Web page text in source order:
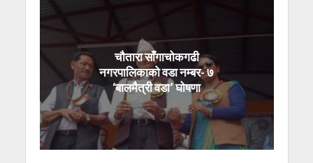
चौतारा साँगाचोकगढी
नगरपालिकाको वडा नम्बर- ७
‘बालमैत्री वडा’ घोषणा